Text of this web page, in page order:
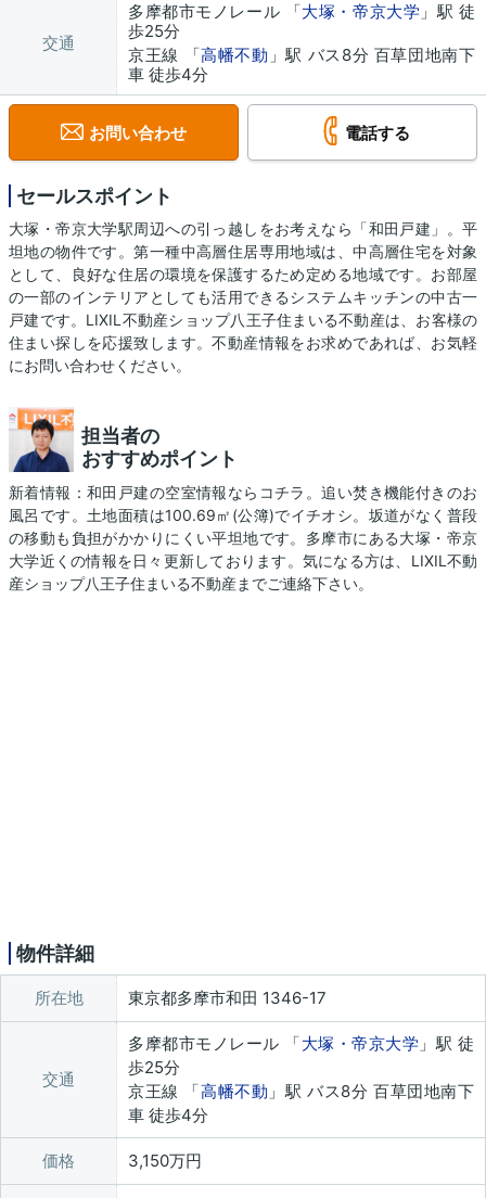
交通
多摩都市モノレール 「大塚・帝京大学 」駅 徒
歩25分
京王線 「高幡不動 」駅 バス8分 百草団地南下
車 徒歩4分
お問い合わせ 電話する
セールスポイント
大塚・帝京大学駅周辺への引っ越しをお考えなら「和田戸建」。平
坦地の物件です。第一種中高層住居専用地域は、中高層住宅を対象
として、良好な住居の環境を保護するため定める地域です。お部屋
の一部のインテリアとしても活用できるシステムキッチンの中古一
戸建です。LIXIL不動産ショップ八王子住まいる不動産は、お客様の
住まい探しを応援致します。不動産情報をお求めであれば、お気軽
にお問い合わせください。
担当者の
おすすめポイント
新着情報：和田戸建の空室情報ならコチラ。追い焚き機能付きのお
風呂です。土地面積は100.69㎡(公簿)でイチオシ。坂道がなく普段
の移動も負担がかかりにくい平坦地です。多摩市にある大塚・帝京
大学近くの情報を日々更新しております。気になる方は、LIXIL不動
産ショップ八王子住まいる不動産までご連絡下さい。
物件詳細
所在地 東京都多摩市和田 1346-17
交通
多摩都市モノレール 「大塚・帝京大学 」駅 徒
歩25分
京王線 「高幡不動 」駅 バス8分 百草団地南下
車 徒歩4分
価格 3,150万円